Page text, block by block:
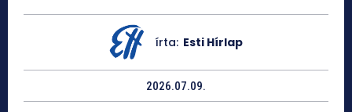
írta: Esti Hírlap
2026.07.09.